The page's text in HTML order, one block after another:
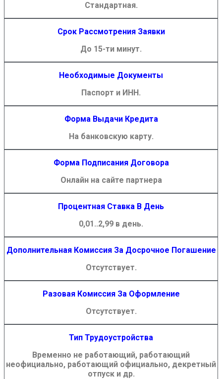
Стандартная.
Срок Рассмотрения Заявки
До 15-ти минут.
Необходимые Документы
Паспорт и ИНН.
Форма Выдачи Кредита
На банковскую карту.
Форма Подписания Договора
Онлайн на сайте партнера
Процентная Ставка В День
0,01..2,99 в день.
Дополнительная Комиссия За Досрочное Погашение
Отсутствует.
Разовая Комиссия За Оформление
Отсутствует.
Тип Трудоустройства
Временно не работающий, работающий
неофициально, работающий официально, декретный
отпуск и др.